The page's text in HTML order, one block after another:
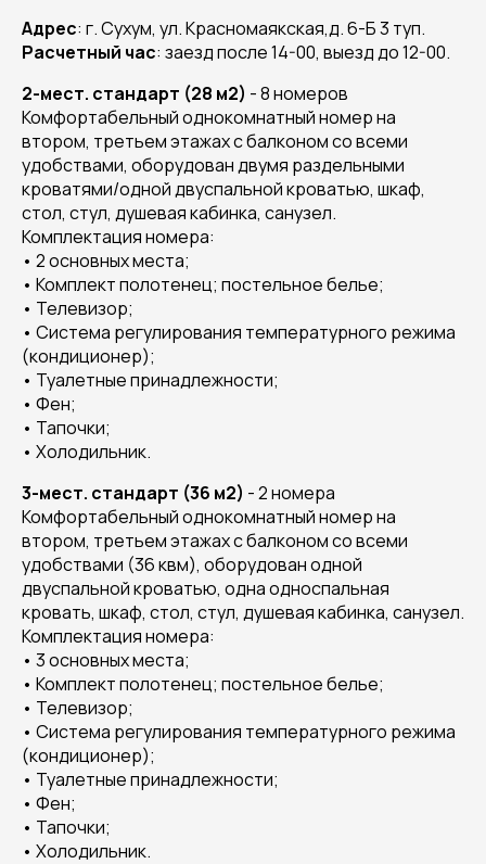
Адрес: г. Сухум, ул. Красномаякская,д. 6-Б 3 туп.
Расчетный час: заезд после 14-00, выезд до 12-00.
2-мест. стандарт (28 м2) - 8 номеров
Комфортабельный однокомнатный номер на
втором, третьем этажах с балконом со всеми
удобствами, оборудован двумя раздельными
кроватями/одной двуспальной кроватью, шкаф,
стол, стул, душевая кабинка, санузел.
Комплектация номера:
• 2 основных места;
• Комплект полотенец; постельное белье;
• Телевизор;
• Система регулирования температурного режима
(кондиционер);
• Туалетные принадлежности;
• Фен;
• Тапочки;
• Холодильник.
3-мест. стандарт (36 м2) - 2 номера
Комфортабельный однокомнатный номер на
втором, третьем этажах с балконом со всеми
удобствами (36 квм), оборудован одной
двуспальной кроватью, одна односпальная
кровать, шкаф, стол, стул, душевая кабинка, санузел.
Комплектация номера:
• 3 основных места;
• Комплект полотенец; постельное белье;
• Телевизор;
• Система регулирования температурного режима
(кондиционер);
• Туалетные принадлежности;
• Фен;
• Тапочки;
• Холодильник.